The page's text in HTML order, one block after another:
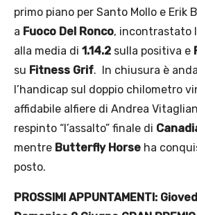
primo piano per Santo Mollo e Erik
a Fuoco Del Ronco, incontrastato
alla media di 1.14.2 sulla positiva e
su Fitness Grif. In chiusura è
l’handicap sul doppio chilometro
affidabile alfiere di Andrea
respinto “l’assalto” finale di
mentre Butterfly Horse ha
posto.
PROSSIMI APPUNTAMENTI: